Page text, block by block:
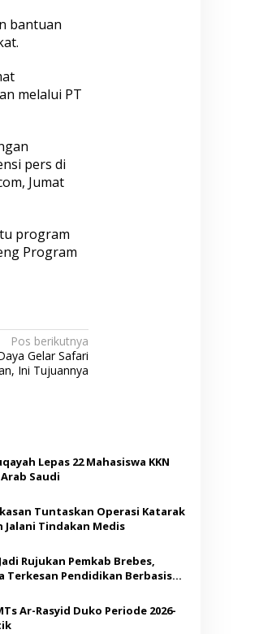
bantuan
melalui PT
pers di
Jumat
program
Program
Pos berikutnya
Gelar Safari
Ini Tujuannya
Lepas 22 Mahasiswa KKN
Saudi
Tuntaskan Operasi Katarak
Jalani Tindakan Medis
Rujukan Pemkab Brebes,
Terkesan Pendidikan Berbasis
Ar-Rasyid Duko Periode 2026-